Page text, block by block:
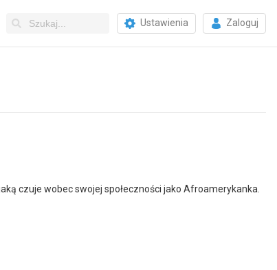
Ustawienia Zaloguj
czuje wobec swojej społeczności jako Afroamerykanka.